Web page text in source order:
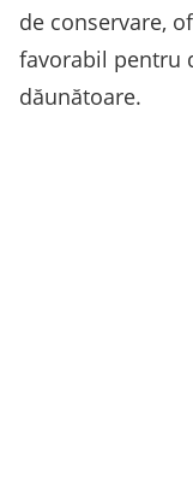
de conservare,
favorabil pentru
dăunătoare.